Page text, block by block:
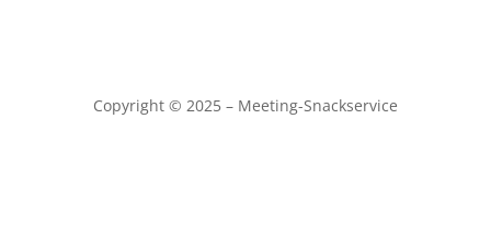
Copyright © 2025 – Meeting-Snackservice